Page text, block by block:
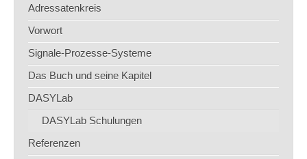
Adressatenkreis
Vorwort
Signale-Prozesse-Systeme
Das Buch und seine Kapitel
DASYLab
DASYLab Schulungen
Referenzen